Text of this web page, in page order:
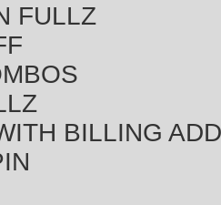
FULLZ
BILLING